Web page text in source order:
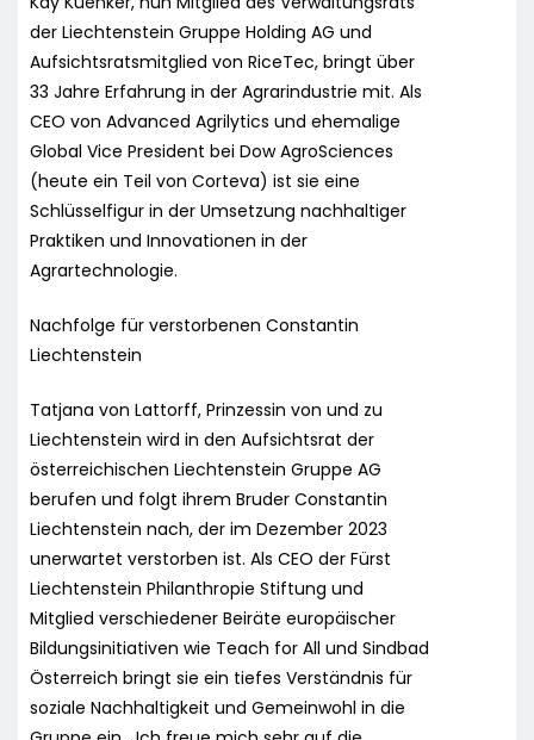
der Liechtenstein Gruppe Holding AG und
Aufsichtsratsmitglied von RiceTec, bringt über
33 Jahre Erfahrung in der Agrarindustrie mit. Als
CEO von Advanced Agrilytics und ehemalige
Global Vice President bei Dow AgroSciences
(heute ein Teil von Corteva) ist sie eine
Schlüsselfigur in der Umsetzung nachhaltiger
Praktiken und Innovationen in der
Agrartechnologie.
Nachfolge für verstorbenen Constantin
Liechtenstein
Tatjana von Lattorff, Prinzessin von und zu
Liechtenstein wird in den Aufsichtsrat der
österreichischen Liechtenstein Gruppe AG
berufen und folgt ihrem Bruder Constantin
Liechtenstein nach, der im Dezember 2023
unerwartet verstorben ist. Als CEO der Fürst
Liechtenstein Philanthropie Stiftung und
Mitglied verschiedener Beiräte europäischer
Bildungsinitiativen wie Teach for All und Sindbad
Österreich bringt sie ein tiefes Verständnis für
soziale Nachhaltigkeit und Gemeinwohl in die